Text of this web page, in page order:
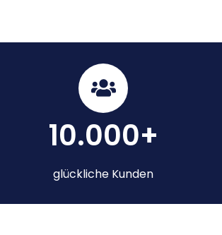
10.000+
glückliche Kunden